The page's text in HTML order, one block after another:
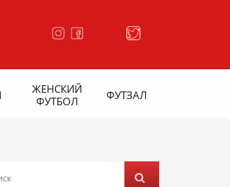
ЖЕНСКИЙ
ФУТБОЛ
ФУТЗАЛ